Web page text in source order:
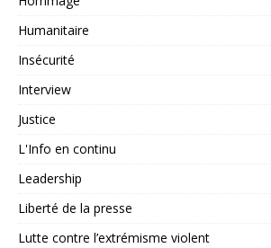
Humanitaire
Insécurité
Interview
Justice
L'Info en continu
Leadership
Liberté de la presse
Lutte contre l’extrémisme violent